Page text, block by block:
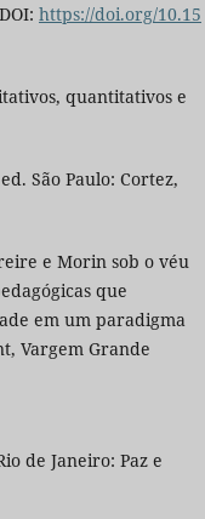
https://doi.org/10.15
quantitativos e
São Paulo: Cortez,
e Morin sob o véu
que
em um paradigma
Vargem Grande
de Janeiro: Paz e